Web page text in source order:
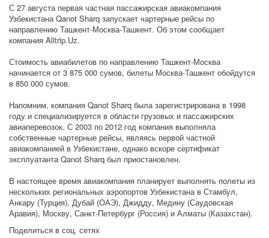
С 27 августа первая частная пассажирская авиакомпания
Узбекистана Qanot Sharq запускает чартерные рейсы по
направлению Ташкент-Москва-Ташкент. Об этом сообщает
компания Alltrip.Uz.
Стоимость авиабилетов по направлению Ташкент-Москва
начинается от 3 875 000 сумов, билеты Москва-Ташкент обойдутся
в 850 000 сумов.
Напомним, компания Qanot Sharq была зарегистрирована в 1998
году и специализируется в области грузовых и пассажирских
авиаперевозок. С 2003 по 2012 год компания выполняла
собственные чартерные рейсы, являясь первой частной
авиакомпанией в Узбекистане, однако вскоре сертификат
эксплуатанта Qanot Sharq был приостановлен.
В настоящее время авиакомпания планирует выполнять полеты из
нескольких региональных аэропортов Узбекистана в Стамбул,
Анкару (Турция), Дубай (ОАЭ), Джидду, Медину (Саудовская
Аравия), Москву, Санкт-Петербург (Россия) и Алматы (Казахстан).
Поделиться в соц. сетях